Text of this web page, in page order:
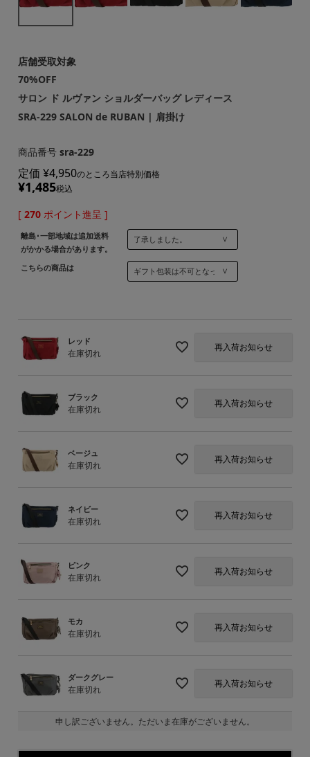
店舗受取対象
70%OFF
サロン ド ルヴァン ショルダーバッグ レディース
SRA-229 SALON de RUBAN | 肩掛け
商品番号 sra-229
定価 ¥4,950のところ当店特別価格
¥1,485税込
[ 270 ポイント進呈 ]
離島･一部地域は追加送料
がかかる場合があります。
こちらの商品は
レッド
在庫切れ
再入荷お知らせ
ブラック
在庫切れ
再入荷お知らせ
ベージュ
在庫切れ
再入荷お知らせ
ネイビー
在庫切れ
再入荷お知らせ
ピンク
在庫切れ
再入荷お知らせ
モカ
在庫切れ
再入荷お知らせ
ダークグレー
在庫切れ
再入荷お知らせ
申し訳ございません。ただいま在庫がございません。